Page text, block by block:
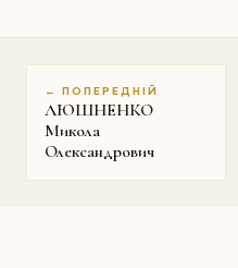
← ПОПЕРЕДНІЙ
ЛЮШНЕНКО
Микола
Олександрович